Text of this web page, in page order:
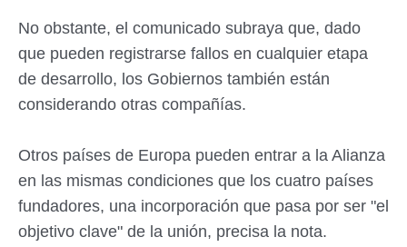
No obstante, el comunicado subraya que, dado
que pueden registrarse fallos en cualquier etapa
de desarrollo, los Gobiernos también están
considerando otras compañías.
Otros países de Europa pueden entrar a la Alianza
en las mismas condiciones que los cuatro países
fundadores, una incorporación que pasa por ser "el
objetivo clave" de la unión, precisa la nota.